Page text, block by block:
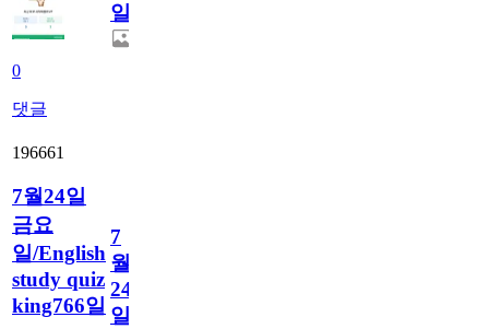
0
댓글
일
196661
7월24일
금요
일/English
study quiz
king766일
7
월
24
일